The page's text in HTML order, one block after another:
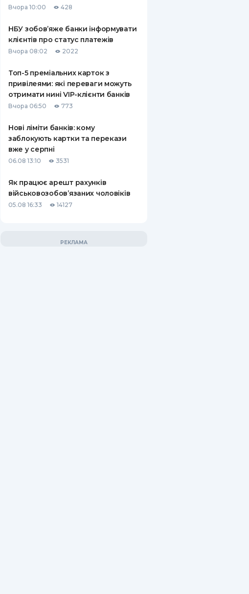
СТРАХУВАННЮ
ВСІ СТРАХОВІ ПОЛІСИ
ВІДГУКИ ПРО СТРАХОВІ
КОМПАНІЇ
КОНТАКТИ
Вчора 10:00 428
НБУ зобов’яже банки інформувати
клієнтів про статус платежів
Вчора 08:02 2022
Топ-5 преміальних карток з
привілеями: які переваги можуть
отримати нині VIP-клієнти банків
Вчора 06:50 773
Нові ліміти банків: кому
заблокують картки та перекази
вже у серпні
06.08 13:10 3531
Як працює арешт рахунків
військовозобов’язаних чоловіків
05.08 16:33 14127